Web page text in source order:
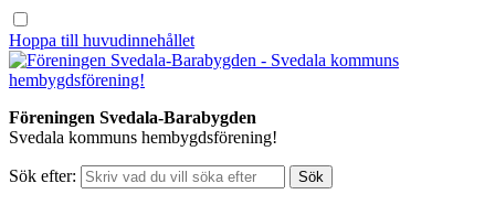
Hoppa till huvudinnehållet
Föreningen Svedala-Barabygden
Svedala kommuns hembygdsförening!
Sök efter: